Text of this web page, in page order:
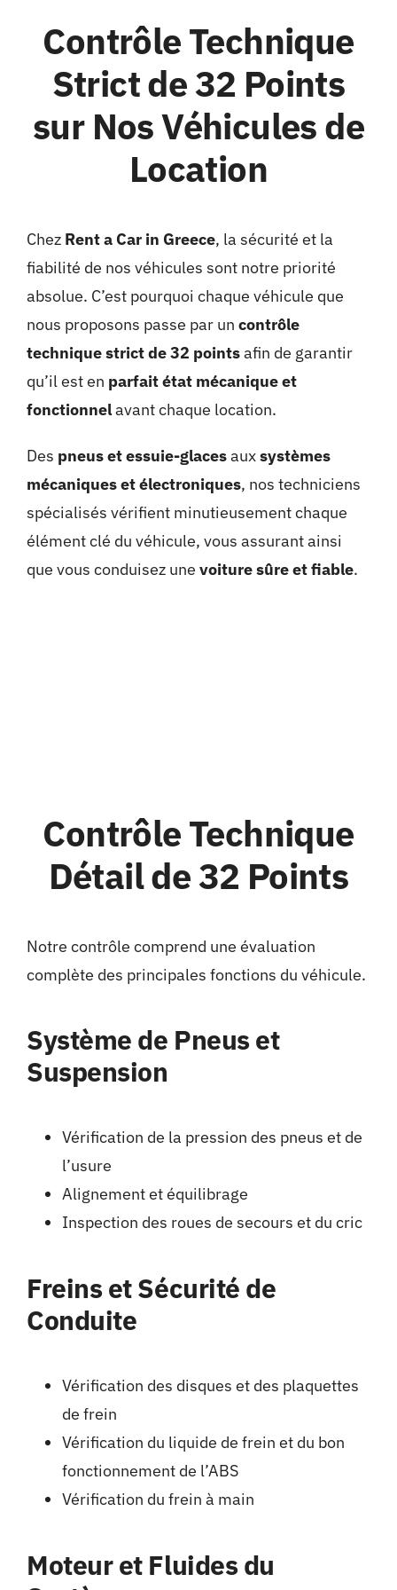
Contrôle Technique
Strict de 32 Points
sur Nos Véhicules de
Location
Chez Rent a Car in Greece, la sécurité et la
fiabilité de nos véhicules sont notre priorité
absolue. C’est pourquoi chaque véhicule que
nous proposons passe par un contrôle
technique strict de 32 pointsafin de garantir
qu’il est en parfait état mécanique et
fonctionnelavant chaque location.
Des pneus et essuie-glacesauxsystèmes
mécaniques et électroniques, nos techniciens
spécialisés vérifient minutieusement chaque
élément clé du véhicule, vous assurant ainsi
que vous conduisez une voiture sûre et fiable.
Contrôle Technique
Détail de 32 Points
Notre contrôle comprend une évaluation
complète des principales fonctions du véhicule.
Système de Pneus et
Suspension
Vérification de la pression des pneus et de
l’usure
Alignement et équilibrage
Inspection des roues de secours et du cric
Freins et Sécurité de
Conduite
Vérification des disques et des plaquettes
de frein
Vérification du liquide de frein et du bon
fonctionnement de l’ABS
Vérification du frein à main
Moteur et Fluides du